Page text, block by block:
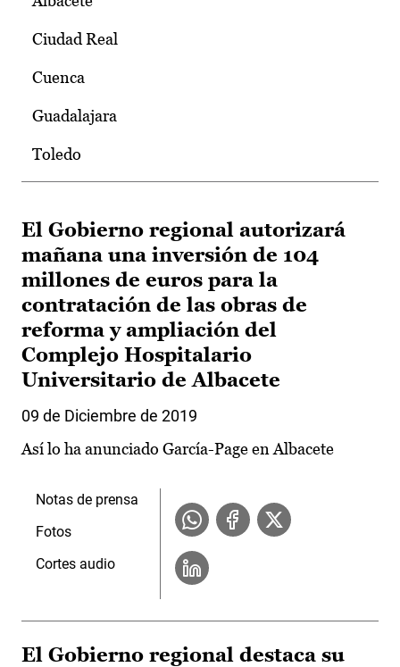
Ciudad Real
Cuenca
Guadalajara
Toledo
El Gobierno regional autorizará
mañana una inversión de 104
millones de euros para la
contratación de las obras de
reforma y ampliación del
Complejo Hospitalario
Universitario de Albacete
09 de Diciembre de 2019
Así lo ha anunciado García-Page en Albacete
Notas de prensa
Fotos
Cortes audio
El Gobierno regional destaca su